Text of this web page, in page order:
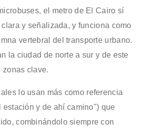
el metro de El Cairo sí
y señalizada, y funciona como
vertebral del transporte urbano.
la ciudad de norte a sur y de este
zonas clave.
lo usan más como referencia
y de ahí camino") que
combinándolo siempre con